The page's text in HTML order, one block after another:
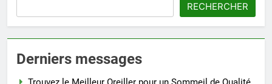
RECHERCHER
Derniers messages